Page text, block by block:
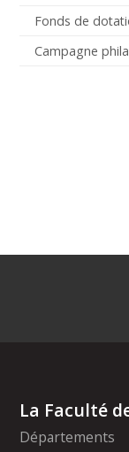
Fonds de
Campagne
La Faculté
Départements